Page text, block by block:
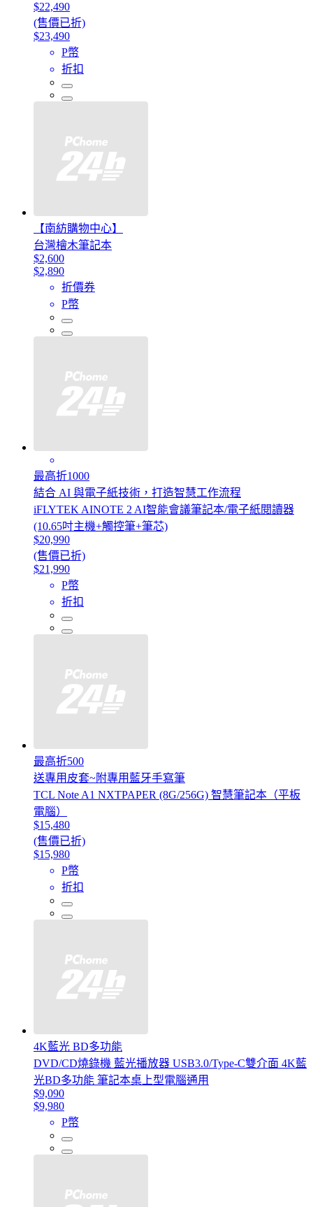
$22,490
(售價已折)
$23,490
P幣
折扣
【南紡購物中心】
台灣檜木筆記本
$2,600
$2,890
折價券
P幣
最高折1000
結合 AI 與電子紙技術，打造智慧工作流程
iFLYTEK AINOTE 2 AI智能會議筆記本/電子紙閱讀器
(10.65吋主機+觸控筆+筆芯)
$20,990
(售價已折)
$21,990
P幣
折扣
最高折500
送專用皮套~附專用藍牙手寫筆
TCL Note A1 NXTPAPER (8G/256G) 智慧筆記本（平板
電腦）
$15,480
(售價已折)
$15,980
P幣
折扣
4K藍光 BD多功能
DVD/CD燒錄機 藍光播放器 USB3.0/Type-C雙介面 4K藍
光BD多功能 筆記本桌上型電腦通用
$9,090
$9,980
P幣